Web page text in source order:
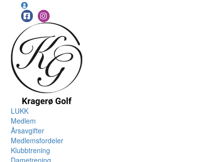
LUKK
Medlem
Årsavgifter
Medlemsfordeler
Klubbtrening
Dametrening